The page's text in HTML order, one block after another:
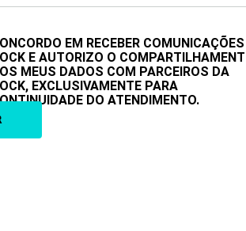
EM RECEBER
E AUTORIZO O
MEUS DADOS COM PARCEIROS DA
EXCLUSIVAMENTE PARA
DO ATENDIMENTO.